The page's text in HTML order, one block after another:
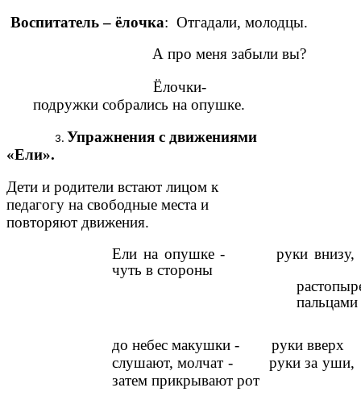
Воспитатель – ёлочка: Отгадали, молодцы.
А про меня забыли вы?
Ёлочки-
подружки собрались на опушке.
Упражнения с движениями
«Ели».
Дети и родители встают лицом к
педагогу на свободные места и
повторяют движения.
Ели на опушке - руки внизу,
чуть в стороны
пальцами
до небес макушки - руки вверх
слушают, молчат - руки за уши,
затем прикрывают рот